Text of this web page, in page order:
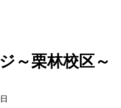
～栗林校区～